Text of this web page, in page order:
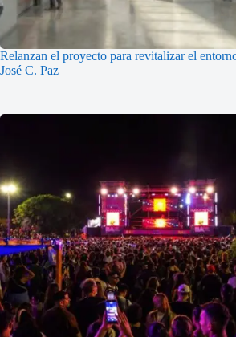
Relanzan el proyecto para revitalizar el
José C. Paz